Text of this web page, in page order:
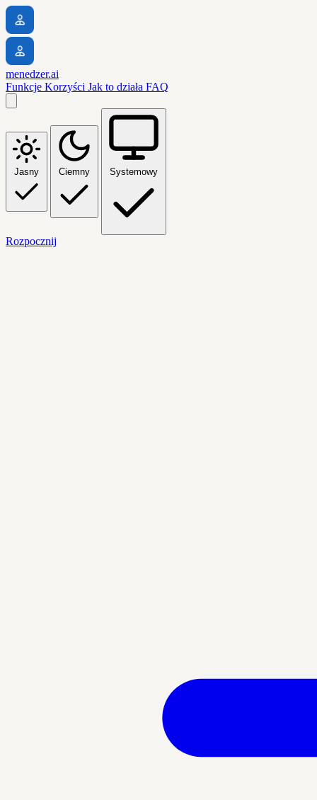
menedzer.ai
Funkcje Korzyści Jak to działa FAQ
Jasny Ciemny Systemowy
Rozpocznij